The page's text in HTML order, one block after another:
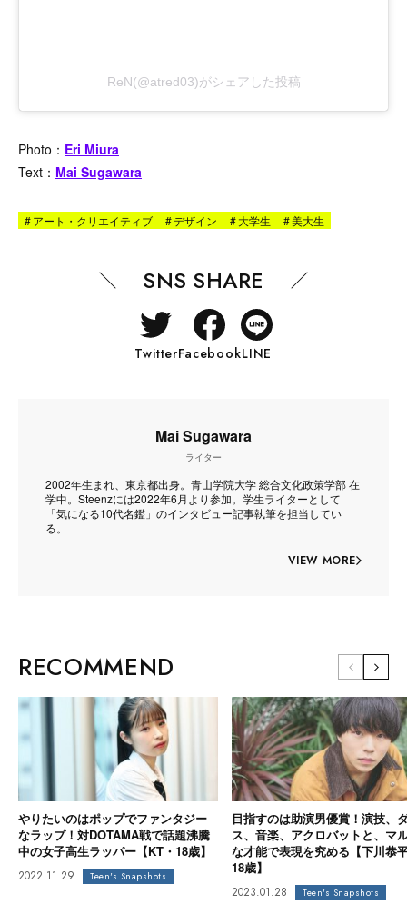
ReN(@atred03)がシェアした投稿
Photo： Eri Miura
Text： Mai Sugawara
#アート・クリエイティブ #デザイン #大学生 #美大生
SNS SHARE
TwitterFacebookLINE
Mai Sugawara
ライター
2002年生まれ、東京都出身。青山学院大学 総合文化政策学部 在
学中。Steenzには2022年6月より参加。学生ライターとして
「気になる10代名鑑」のインタビュー記事執筆を担当してい
る。
VIEW MORE
RECOMMEND
やりたいのはポップでファンタジー
なラップ！対DOTAMA戦で話題沸騰
中の女子高生ラッパー【KT・18歳】
2022.11.29 Teen's Snapshots
目指すのは助演男優賞！演技、
ス、音楽、アクロバットと、マ
な才能で表現を究める【下川恭
18歳】
2023.01.28 Teen's Snapshots